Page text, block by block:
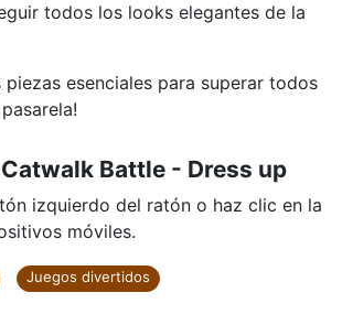
todos los looks elegantes de la
piezas esenciales para superar todos
Battle - Dress up
izquierdo del ratón o haz clic en la
móviles.
Juegos divertidos